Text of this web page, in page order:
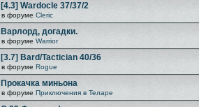
[4.3] Wardocle 37/37/2
в форуме Cleric
Варлорд, догадки.
в форуме Warrior
[3.7] Bard/Tactician 40/36
в форуме Rogue
Прокачка миньона
в форуме Приключения в Теларе